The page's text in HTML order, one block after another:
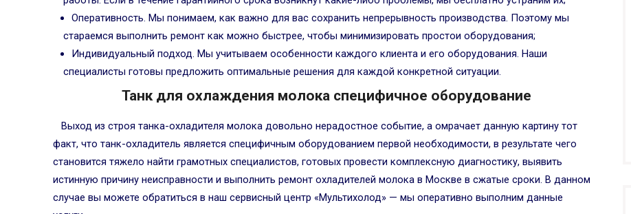
Оперативность. Мы понимаем, как важно для вас сохранить непрерывность производства. Поэтому мы
стараемся выполнить ремонт как можно быстрее, чтобы минимизировать простои оборудования;
Индивидуальный подход. Мы учитываем особенности каждого клиента и его оборудования. Наши
специалисты готовы предложить оптимальные решения для каждой конкретной ситуации.
Танк для охлаждения молока специфичное оборудование
Выход из строя танка-охладителя молока довольно нерадостное событие, а омрачает данную картину тот
факт, что танк-охладитель является специфичным оборудованием первой необходимости, в результате чего
становится тяжело найти грамотных специалистов, готовых провести комплексную диагностику, выявить
истинную причину неисправности и выполнить ремонт охладителей молока в Москве в сжатые сроки. В данном
случае вы можете обратиться в наш сервисный центр «Мультихолод» — мы оперативно выполним данные